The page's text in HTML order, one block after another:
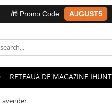
🎁 Promo Code AUGUST5
RETEAUA DE MAGAZINE IHUNT